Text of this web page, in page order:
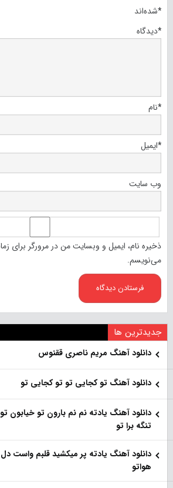
شده‌اند*
دیدگاه*
نام*
ایمیل*
وب‌ سایت
ذخیره نام، ایمیل و وبسایت من در مرورگر برای
می‌نویسم.
جدیدترین ها
دانلود آهنگ مریم ناصری ققنوس
دانلود آهنگ تو کجایی تو تو کجایی تو
دانلود آهنگ یادته نم نم بارون تو خیابون
تنگه برا تو
دانلود آهنگ یادته پر میکشید قلبم واست
هواتو